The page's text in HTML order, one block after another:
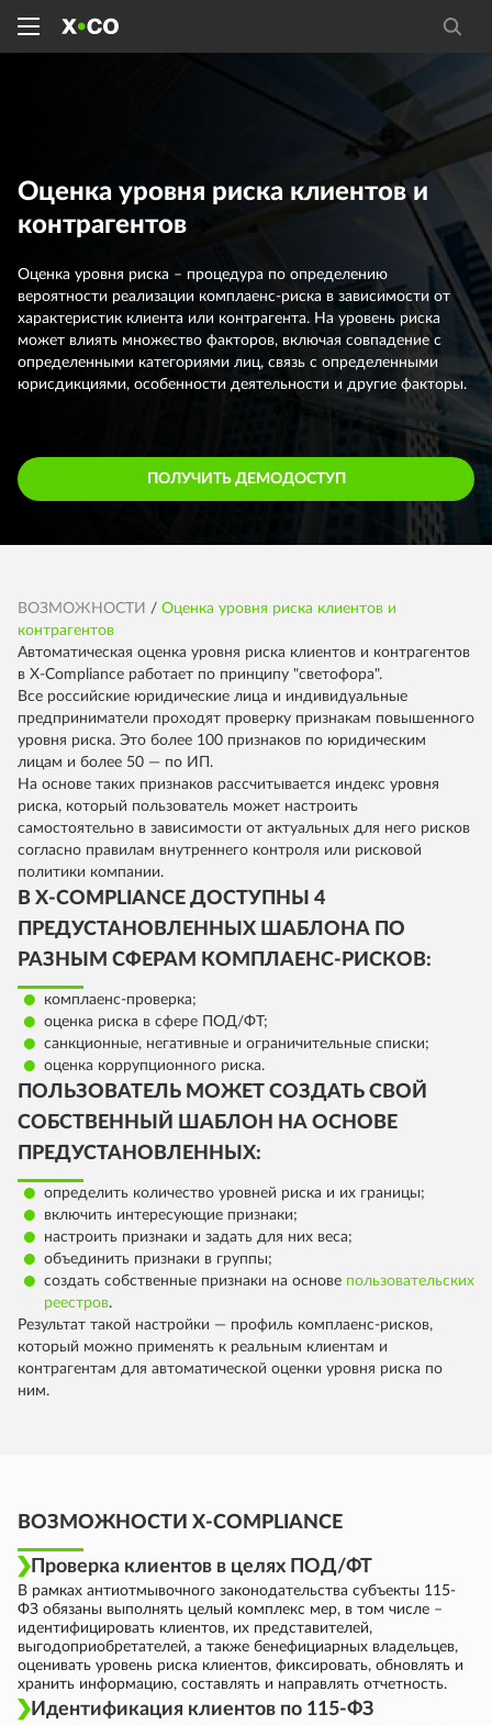
Оценка уровня риска клиентов и
контрагентов
Оценка уровня риска – процедура по определению
вероятности реализации комплаенс-риска в зависимости от
характеристик клиента или контрагента. На уровень риска
может влиять множество факторов, включая совпадение с
определенными категориями лиц, связь с определенными
юрисдикциями, особенности деятельности и другие факторы.
ПОЛУЧИТЬ ДЕМОДОСТУП
ВОЗМОЖНОСТИ / Оценка уровня риска клиентов и
контрагентов
Автоматическая оценка уровня риска клиентов и контрагентов
в X-Compliance работает по принципу "светофора".
Все российские юридические лица и индивидуальные
предприниматели проходят проверку признакам повышенного
уровня риска. Это более 100 признаков по юридическим
лицам и более 50 — по ИП.
На основе таких признаков рассчитывается индекс уровня
риска, который пользователь может настроить
самостоятельно в зависимости от актуальных для него рисков
согласно правилам внутреннего контроля или рисковой
политики компании.
В X-COMPLIANCE ДОСТУПНЫ 4
ПРЕДУСТАНОВЛЕННЫХ ШАБЛОНА ПО
РАЗНЫМ СФЕРАМ КОМПЛАЕНС-РИСКОВ:
комплаенс-проверка;
оценка риска в сфере ПОД/ФТ;
санкционные, негативные и ограничительные списки;
оценка коррупционного риска.
ПОЛЬЗОВАТЕЛЬ МОЖЕТ СОЗДАТЬ СВОЙ
СОБСТВЕННЫЙ ШАБЛОН НА ОСНОВЕ
ПРЕДУСТАНОВЛЕННЫХ:
определить количество уровней риска и их границы;
включить интересующие признаки;
настроить признаки и задать для них веса;
объединить признаки в группы;
создать собственные признаки на основе пользовательских
реестров.
Результат такой настройки — профиль комплаенс-рисков,
который можно применять к реальным клиентам и
контрагентам для автоматической оценки уровня риска по
ним.
ВОЗМОЖНОСТИ X-COMPLIANCE
Проверка клиентов в целях ПОД/ФТ
В рамках антиотмывочного законодательства субъекты 115-
ФЗ обязаны выполнять целый комплекс мер, в том числе –
идентифицировать клиентов, их представителей,
выгодоприобретателей, а также бенефициарных владельцев,
оценивать уровень риска клиентов, фиксировать, обновлять и
хранить информацию, составлять и направлять отчетность.
Идентификация клиентов по 115-ФЗ